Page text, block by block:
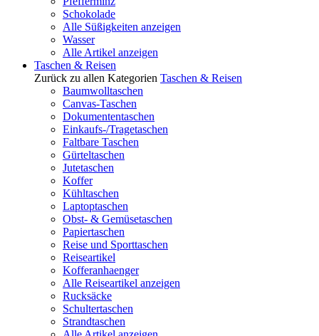
Schokolade
Alle Süßigkeiten anzeigen
Wasser
Alle Artikel anzeigen
Taschen & Reisen
Zurück zu allen Kategorien Taschen & Reisen
Baumwolltaschen
Canvas-Taschen
Dokumententaschen
Einkaufs-/Tragetaschen
Faltbare Taschen
Gürteltaschen
Jutetaschen
Koffer
Kühltaschen
Laptoptaschen
Obst- & Gemüsetaschen
Papiertaschen
Reise und Sporttaschen
Reiseartikel
Kofferanhaenger
Alle Reiseartikel anzeigen
Rucksäcke
Schultertaschen
Strandtaschen